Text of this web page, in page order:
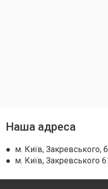
Наша адреса
● м. Київ, Закревського,
● м. Київ, Закревського